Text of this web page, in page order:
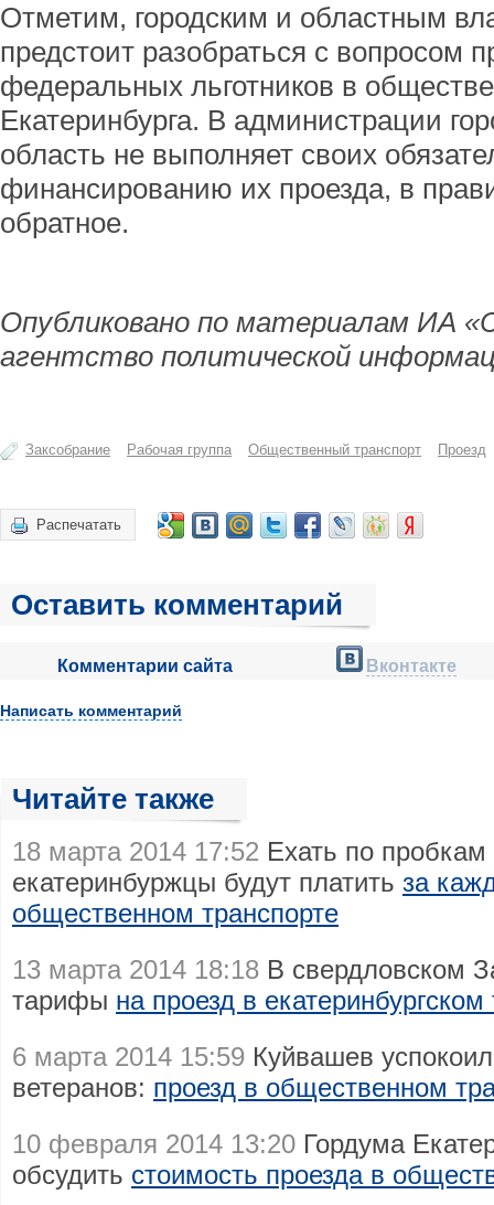
Отметим, городским и областным
предстоит разобраться с вопросом
федеральных льготников в
Екатеринбурга. В администрации
область не выполняет своих
финансированию их проезда, в
обратное.
Опубликовано по материалам ИА
агентство политической
Заксобрание Рабочая группа Общественный транспорт Проезд
Распечатать
Оставить комментарий
Комментарии сайта Вконтакте
Написать комментарий
Читайте также
18 марта 2014 17:52 Ехать по
екатеринбуржцы будут платить за
общественном транспорте
13 марта 2014 18:18 В свердловском
тарифы на проезд в екатеринбургском
6 марта 2014 15:59 Куйвашев
ветеранов: проезд в общественном
10 февраля 2014 13:20 Гордума
обсудить стоимость проезда в